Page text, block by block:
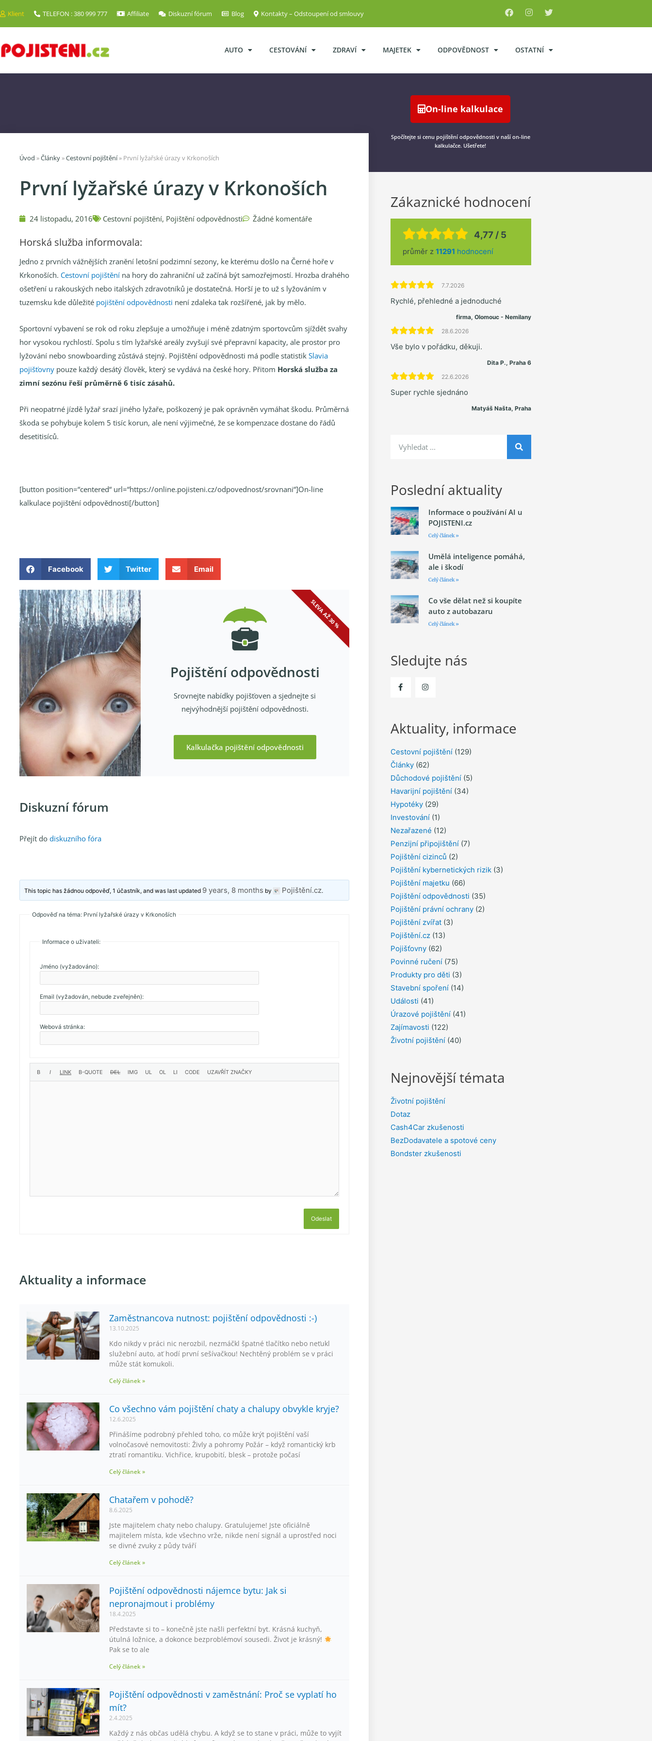
Klient TELEFON : 380 999 777 Affiliate Diskuzní fórum Blog Kontakty – Odstoupení od smlouvy
AUTO CESTOVÁNÍ ZDRAVÍ MAJETEK ODPOVĚDNOST OSTATNÍ
On-line kalkulace
Spočítejte si cenu pojištění odpovědnosti v naší on-line
kalkulačce. Ušetřete!
Úvod »Články »Cestovní pojištění» První lyžařské úrazy v Krkonoších
První lyžařské úrazy v Krkonoších
24 listopadu, 2016 Cestovní pojištění, Pojištění odpovědnosti Žádné komentáře
Horská služba informovala:
Jedno z prvních vážnějších zranění letošní podzimní sezony, ke kterému došlo na Černé hoře v
Krkonoších. Cestovní pojištění na hory do zahraniční už začíná být samozřejmostí. Hrozba drahého
ošetření u rakouských nebo italských zdravotníků je dostatečná. Horší je to už s lyžováním v
tuzemsku kde důležité pojištění odpovědnosti není zdaleka tak rozšířené, jak by mělo.
Sportovní vybavení se rok od roku zlepšuje a umožňuje i méně zdatným sportovcům sjíždět svahy
hor vysokou rychlostí. Spolu s tím lyžařské areály zvyšují své přepravní kapacity, ale prostor pro
lyžování nebo snowboarding zůstává stejný. Pojištění odpovědnosti má podle statistik Slavia
pojišťovny pouze každý desátý člověk, který se vydává na české hory. Přitom Horská služba za
zimní sezónu řeší průměrně 6 tisíc zásahů.
Při neopatrné jízdě lyžař srazí jiného lyžaře, poškozený je pak oprávněn vymáhat škodu. Průměrná
škoda se pohybuje kolem 5 tisíc korun, ale není výjimečné, že se kompenzace dostane do řádů
desetitisíců.
[button position=“centered“ url=“https://online.pojisteni.cz/odpovednost/srovnani“]On-line
kalkulace pojištění odpovědnosti[/button]
Facebook Twitter Email
Pojištění odpovědnosti
Srovnejte nabídky pojišťoven a sjednejte si
nejvýhodnější pojištění odpovědnosti.
Kalkulačka pojištění odpovědnosti
SLEVA AŽ 30 %
Diskuzní fórum
Přejít do diskuzního fóra
This topic has žádnou odpověď, 1 účastník, and was last updated 9 years, 8 months by Pojištění.cz.
Odpověď na téma: První lyžařské úrazy v Krkonoších
Informace o uživateli:
Jméno (vyžadováno):
Email (vyžadován, nebude zveřejněn):
Webová stránka:
Odeslat
Aktuality a informace
Zaměstnancova nutnost: pojištění odpovědnosti :-)
13.10.2025
Kdo nikdy v práci nic nerozbil, nezmáčkl špatné tlačítko nebo neťukl
služební auto, ať hodí první sešívačkou! Nechtěný problém se v práci
může stát komukoli.
Celý článek »
Co všechno vám pojištění chaty a chalupy obvykle kryje?
12.6.2025
Přinášíme podrobný přehled toho, co může krýt pojištění vaší
volnočasové nemovitosti: Živly a pohromy Požár – když romantický krb
ztratí romantiku. Vichřice, krupobití, blesk – protože počasí
Celý článek »
Chatařem v pohodě?
8.6.2025
Jste majitelem chaty nebo chalupy. Gratulujeme! Jste oficiálně
majitelem místa, kde všechno vrže, nikde není signál a uprostřed noci
se divné zvuky z půdy tváří
Celý článek »
Pojištění odpovědnosti nájemce bytu: Jak si
nepronajmout i problémy
18.4.2025
Představte si to – konečně jste našli perfektní byt. Krásná kuchyň,
útulná ložnice, a dokonce bezproblémoví sousedi. Život je krásný!
Pak se to ale
Celý článek »
Pojištění odpovědnosti v zaměstnání: Proč se vyplatí ho
mít?
2.4.2025
Každý z nás občas udělá chybu. A když se to stane v práci, může to vyjít
Zákaznické hodnocení
4,77 / 5
průměr z 11291 hodnocení
7.7.2026
Rychlé, přehledné a jednoduché
firma, Olomouc - Nemilany
28.6.2026
Vše bylo v pořádku, děkuji.
Dita P., Praha 6
22.6.2026
Super rychle sjednáno
Matyáš Našta, Praha
Poslední aktuality
Informace o používání AI u
POJISTENI.cz
Celý článek »
Umělá inteligence pomáhá,
ale i škodí
Celý článek »
Co vše dělat než si koupíte
auto z autobazaru
Celý článek »
Sledujte nás
Aktuality, informace
Cestovní pojištění(129)
Články(62)
Důchodové pojištění(5)
Havarijní pojištění(34)
Hypotéky(29)
Investování(1)
Nezařazené (12)
Penzijní připojištění(7)
Pojištění cizinců (2)
Pojištění kybernetických rizik(3)
Pojištění majetku (66)
Pojištění odpovědnosti (35)
Pojištění právní ochrany(2)
Pojištění zvířat(3)
Pojištění.cz(13)
Pojišťovny(62)
Povinné ručení(75)
Produkty pro děti (3)
Stavební spoření(14)
Události (41)
Úrazové pojištění(41)
Zajímavosti (122)
Životní pojištění(40)
Nejnovější témata
Životní pojištění
Dotaz
Cash4Car zkušenosti
BezDodavatele a spotové ceny
Bondster zkušenosti